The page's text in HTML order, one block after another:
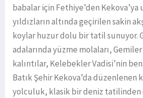
babalar için Fethiye’den Kekova’ya
yıldızların altında geçirilen sakin
koylar huzur dolu bir tatil sunuyor.
adalarında yüzme molaları,
kalıntılar, Kelebekler Vadisi’nin
Batık Şehir Kekova’da düzenlenen
yolculuk, klasik bir deniz tatilinden